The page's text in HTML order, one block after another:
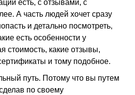
есть, с отзывами, с
А часть людей хочет сразу
и детально посмотреть,
есть особенности у
стоимость, какие отзывы,
и тому подобное.
путь. Потому что вы путем
по своему